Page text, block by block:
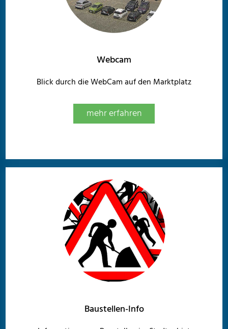
Webcam
Blick durch die WebCam auf den Marktplatz
mehr erfahren
Baustellen-Info